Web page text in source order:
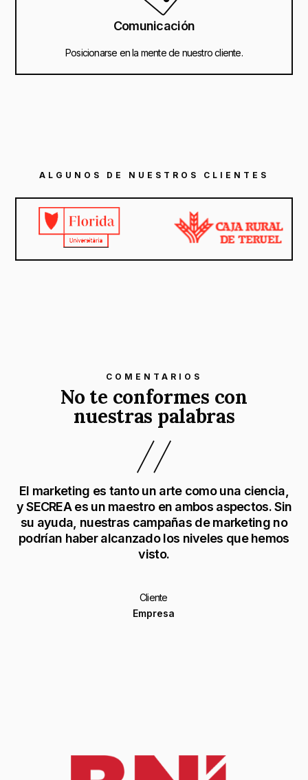
Comunicación
Posicionarse en la mente de nuestro cliente.
ALGUNOS DE NUESTROS CLIENTES
COMENTARIOS
No te conformes con
nuestras palabras
El marketing es tanto un arte como una ciencia,
y SECREA es un maestro en ambos aspectos. Sin
su ayuda, nuestras campañas de marketing no
podrían haber alcanzado los niveles que hemos
visto.
Cliente
Empresa